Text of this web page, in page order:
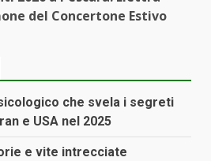
del Concertone Estivo
che svela i segreti
e USA nel 2025
e vite intrecciate